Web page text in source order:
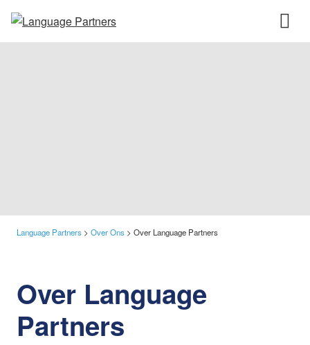
Language Partners > Over Ons > Over Language Partners
Over Language
Partners